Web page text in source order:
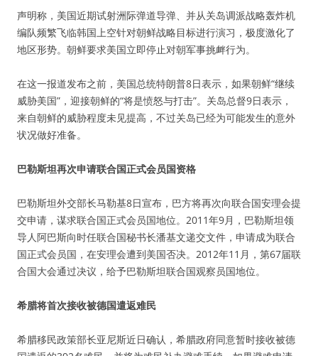
声明称，美国近期试射洲际弹道导弹、并从关岛调派战略轰炸机
编队频繁飞临韩国上空针对朝鲜战略目标进行演习，极度激化了
地区形势。朝鲜要求美国立即停止对朝军事挑衅行为。
在这一报道发布之前，美国总统特朗普8日表示，如果朝鲜“继续
威胁美国”，迎接朝鲜的“将是愤怒与打击”。关岛总督9日表示，
来自朝鲜的威胁程度未见提高，不过关岛已经为可能发生的意外
状况做好准备。
巴勒斯坦再次申请联合国正式会员国资格
巴勒斯坦外交部长马勒基8日宣布，巴方将再次向联合国安理会提
交申请，谋求联合国正式会员国地位。2011年9月，巴勒斯坦领
导人阿巴斯向时任联合国秘书长潘基文递交文件，申请成为联合
国正式会员国，在安理会遭到美国否决。2012年11月，第67届联
合国大会通过决议，给予巴勒斯坦联合国观察员国地位。
希腊将首次接收被德国遣返难民
希腊移民政策部长亚尼斯近日确认，希腊政府同意暂时接收被德